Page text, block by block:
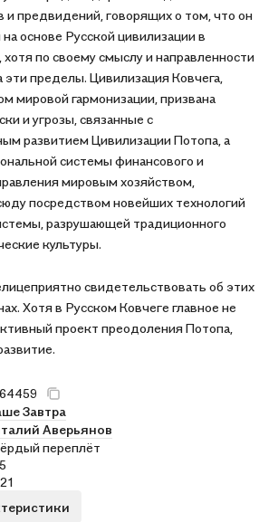
и предвидений, говорящих о том, что он
основе Русской цивилизации в
по своему смыслу и направленности
пределы. Цивилизация Ковчега,
мировой гармонизации, призвана
и угрозы, связанные с
развитием Цивилизации Потопа, а
системы финансового и
мировым хозяйством,
посредством новейших технологий
разрушающей традиционного
культуры.
свидетельствовать об этих
Хотя в Русском Ковчеге главное не
проект преодоления Потопа,
Завтра
Аверьянов
переплёт